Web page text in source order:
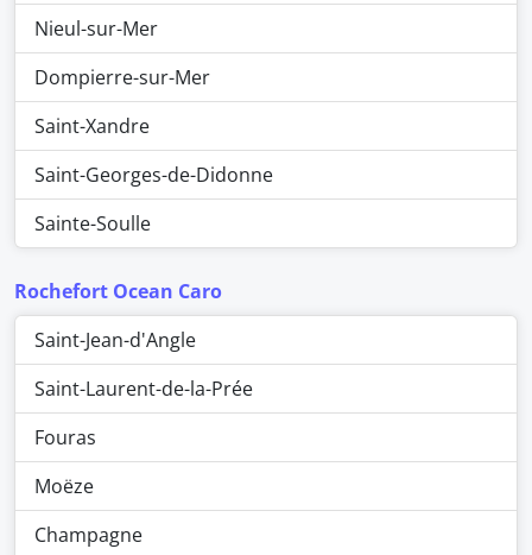
Nieul-sur-Mer
Dompierre-sur-Mer
Saint-Xandre
Saint-Georges-de-Didonne
Sainte-Soulle
Rochefort Ocean Caro
Saint-Jean-d'Angle
Saint-Laurent-de-la-Prée
Fouras
Moëze
Champagne